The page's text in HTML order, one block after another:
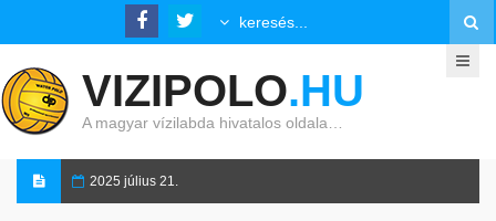
VIZIPOLO.HU
A magyar vízilabda hivatalos oldala…
2025 július 21.